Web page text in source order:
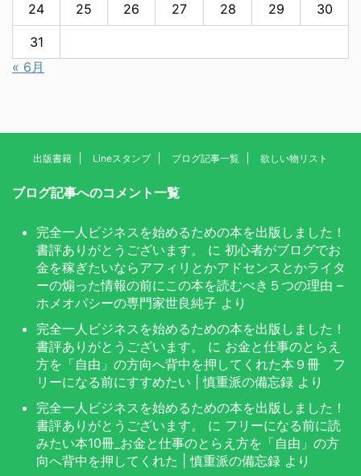
24 25 26 27 28 29 30
31
« 6月
出版書籍 Lineスタンプ ブログ記事一覧 欲しい物リスト
ブログ記事へのコメント一覧
完全一人ビジネスを始めるための本を出版しました！
書評ありがとうございます。
に 初心者がブログでお
金を稼ぎたいならアフィリとかアドセンスとかライタ
ーの煽った情報の前にこの本を読むべき５つの理由 –
ホメオパシーの専門家世良純子 より
完全一人ビジネスを始めるための本を出版しました！
書評ありがとうございます。
に お金と仕事のとらえ
方を「自由」の方向へ背中を押してくれた本９冊 フ
リーになる前にすすめたい | 慎重派の備忘録 より
完全一人ビジネスを始めるための本を出版しました！
書評ありがとうございます。
に フリーになる前に読
みたい本10冊_お金と仕事のとらえ方を「自由」の方
向へ背中を押してくれた | 慎重派の備忘録 より